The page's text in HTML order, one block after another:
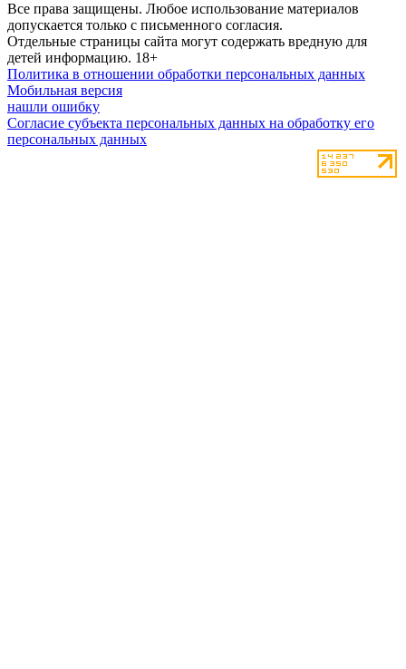
Все права защищены. Любое использование материалов
допускается только с письменного согласия.
Отдельные страницы сайта могут содержать вредную для
детей информацию. 18+
Политика в отношении обработки персональных данных
Мобильная версия
нашли ошибку
Согласие субъекта персональных данных на обработку его
персональных данных